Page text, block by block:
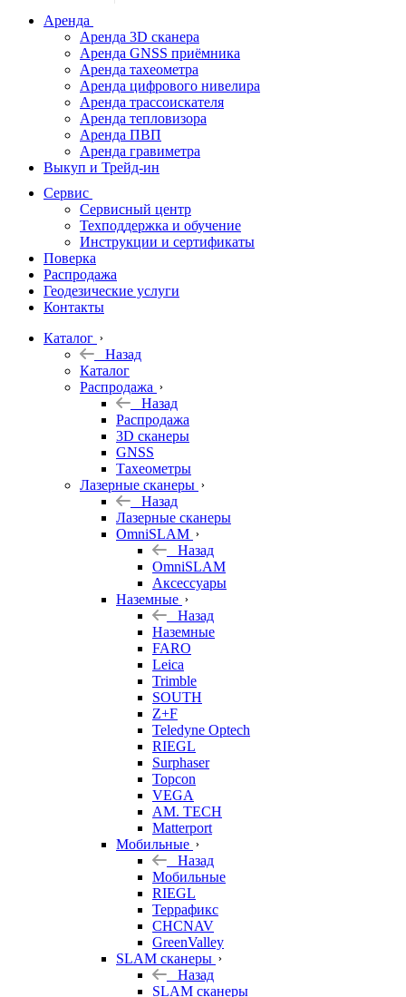
Нивелиры
Теодолиты
Трассоискатели
Неразрушающий
контроль
Аксессуары
Софт
Георадары
Акции
Гидрография
Подбор
оборудования
по задачам
Архив
Геодезическое
оборудование
Аренда
Аренда 3D сканера
Аренда GNSS приёмника
Аренда тахеометра
Аренда цифрового нивелира
Аренда трассоискателя
Аренда тепловизора
Аренда ПВП
Аренда гравиметра
Выкуп и Трейд-ин
Сервис
Сервисный центр
Техподдержка и обучение
Инструкции и сертификаты
Поверка
Распродажа
Геодезические услуги
Контакты
Каталог
Назад
Каталог
Распродажа
Назад
Распродажа
3D сканеры
GNSS
Тахеометры
Лазерные сканеры
Назад
Лазерные сканеры
OmniSLAM
Назад
OmniSLAM
Аксессуары
Наземные
Назад
Наземные
FARO
Leica
Trimble
SOUTH
Z+F
Teledyne Optech
RIEGL
Surphaser
Topcon
VEGA
AM. TECH
Matterport
Мобильные
Назад
Мобильные
RIEGL
Террафикс
CHCNAV
GreenValley
SLAM сканеры
Назад
SLAM сканеры